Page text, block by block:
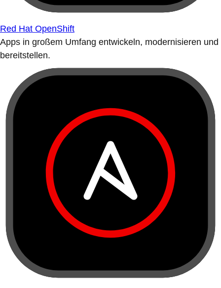
Red Hat OpenShift
Apps in großem Umfang entwickeln, modernisieren und
bereitstellen.